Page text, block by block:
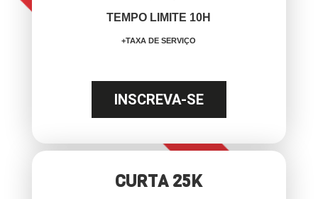
TEMPO LIMITE 10H
+TAXA DE SERVIÇO
INSCREVA-SE
CURTA 25K